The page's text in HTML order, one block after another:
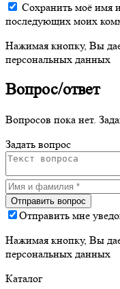
Сохранить моё имя
последующих моих
Нажимая кнопку, Вы
персональных данных
Вопрос/ответ
Вопросов пока нет.
Задать вопрос
Отправить мне
Нажимая кнопку, Вы
персональных данных
Каталог